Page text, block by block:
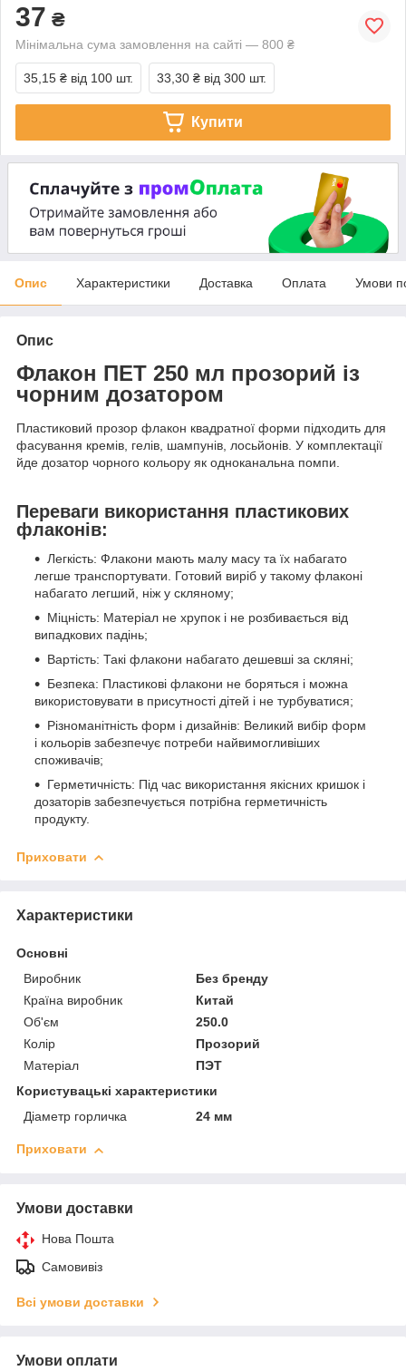
37 ₴
Мінімальна сума замовлення на сайті — 800 ₴
35,15 ₴ від 100 шт. 33,30 ₴ від 300 шт.
Купити
Опис Характеристики Доставка Оплата Умови
Опис
Флакон ПЕТ 250 мл прозорий із
чорним дозатором
Пластиковий прозор флакон квадратної форми підходить для
фасування кремів, гелів, шампунів, лосьйонів. У комплектації
йде дозатор чорного кольору як одноканальна помпи.
Переваги використання пластикових
флаконів:
Легкість: Флакони мають малу масу та їх набагато
легше транспортувати. Готовий виріб у такому флаконі
набагато легший, ніж у скляному;
Міцність: Матеріал не хрупок і не розбивається від
випадкових падінь;
Вартість: Такі флакони набагато дешевші за скляні;
Безпека: Пластикові флакони не боряться і можна
використовувати в присутності дітей і не турбуватися;
Різноманітність форм і дизайнів: Великий вибір форм
і кольорів забезпечує потреби найвимогливіших
споживачів;
Герметичність: Під час використання якісних кришок і
дозаторів забезпечується потрібна герметичність
продукту.
Приховати
Характеристики
Основні
Виробник
Без бренду
Країна виробник
Китай
Об'єм
250.0
Колір
Прозорий
Матеріал
ПЭТ
Користувацькі характеристики
Діаметр горличка
24 мм
Приховати
Умови доставки
Нова Пошта
Самовивіз
Всі умови доставки
Умови оплати